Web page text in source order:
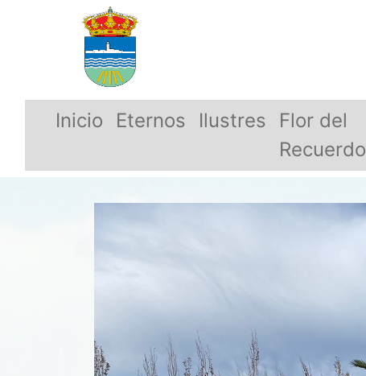
Inicio Eternos Ilustres
Flor del
Recuerdo